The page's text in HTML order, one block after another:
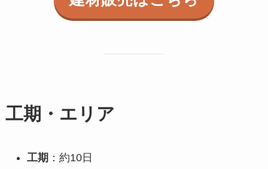
工期・エリア
工期 ：約10日